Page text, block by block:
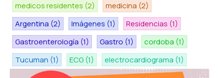
medicos residentes (2) medicina (2)
Argentina (2) Imágenes (1) Residencias (1)
Gastroenterología (1) Gastro (1) cordoba (1)
Tucuman (1) ECG (1) electrocardiograma (1)